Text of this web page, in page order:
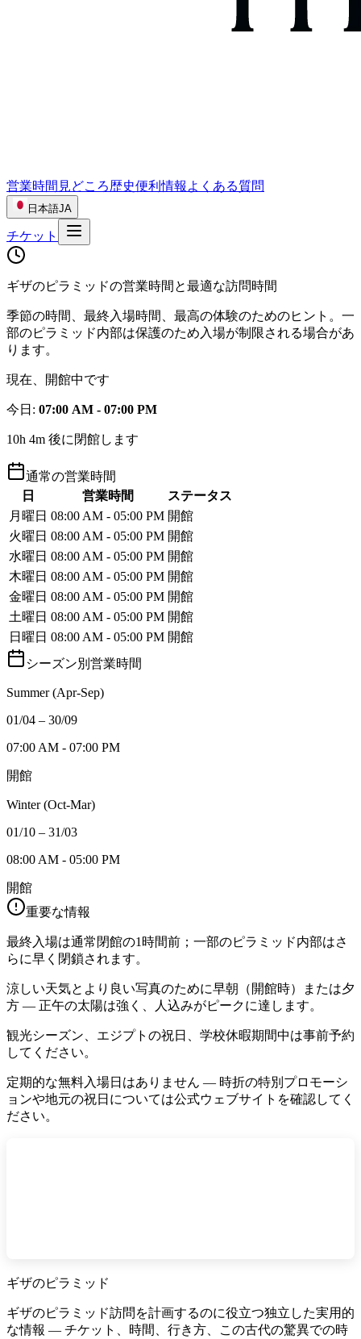
営業時間 見どころ歴史便利情報 よくある質問
日本語JA
チケット
ギザのピラミッドの営業時間と最適な訪問時間
季節の時間、最終入場時間、最高の体験のためのヒント。一
部のピラミッド内部は保護のため入場が制限される場合があ
ります。
現在、開館中です
今日 : 07:00 AM - 07:00 PM
10h 4m 後に閉館します
通常の営業時間
日
営業時間
ステータス
月曜日 08:00 AM - 05:00 PM 開館
火曜日 08:00 AM - 05:00 PM 開館
水曜日 08:00 AM - 05:00 PM 開館
木曜日 08:00 AM - 05:00 PM 開館
金曜日 08:00 AM - 05:00 PM 開館
土曜日 08:00 AM - 05:00 PM 開館
日曜日 08:00 AM - 05:00 PM 開館
シーズン別営業時間
Summer (Apr-Sep)
01/04 – 30/09
07:00 AM - 07:00 PM
開館
Winter (Oct-Mar)
01/10 – 31/03
08:00 AM - 05:00 PM
開館
重要な情報
最終入場は通常閉館の1時間前；一部のピラミッド内部はさ
らに早く閉鎖されます。
涼しい天気とより良い写真のために早朝（開館時）または夕
方 — 正午の太陽は強く、人込みがピークに達します。
観光シーズン、エジプトの祝日、学校休暇期間中は事前予約
してください。
定期的な無料入場日はありません — 時折の特別プロモーシ
ョンや地元の祝日については公式ウェブサイトを確認してく
ださい。
ギザのピラミッド
ギザのピラミッド訪問を計画するのに役立つ独立した実用的
な情報 — チケット、時間、行き方、この古代の驚異での時